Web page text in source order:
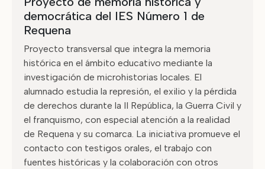
democrática del IES Número 1 de
Requena
Proyecto transversal que integra la memoria
histórica en el ámbito educativo mediante la
investigación de microhistorias locales. El
alumnado estudia la represión, el exilio y la pérdida
de derechos durante la II República, la Guerra Civil y
el franquismo, con especial atención a la realidad
de Requena y su comarca. La iniciativa promueve el
contacto con testigos orales, el trabajo con
fuentes históricas y la colaboración con otros